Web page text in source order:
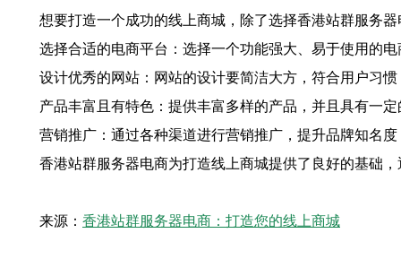
想要打造一个成功的线上商城，除了选择香港站群服务
选择合适的电商平台：选择一个功能强大、易于使用的
设计优秀的网站：网站的设计要简洁大方，符合用户习
产品丰富且有特色：提供丰富多样的产品，并且具有一
营销推广：通过各种渠道进行营销推广，提升品牌知名
香港站群服务器电商为打造线上商城提供了良好的基础
来源： 香港站群服务器电商：打造您的线上商城